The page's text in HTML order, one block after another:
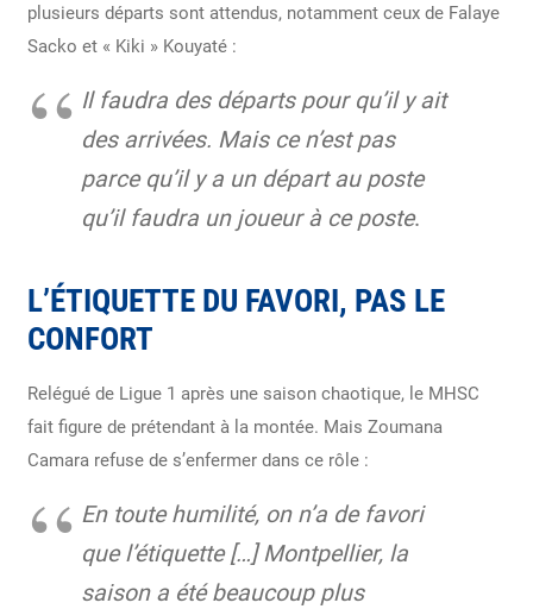
plusieurs départs sont attendus, notamment ceux de Falaye
Sacko et « Kiki » Kouyaté :
Il faudra des départs pour qu’il y ait
des arrivées. Mais ce n’est pas
parce qu’il y a un départ au poste
qu’il faudra un joueur à ce poste.
L’ÉTIQUETTE DU FAVORI, PAS LE
CONFORT
Relégué de Ligue 1 après une saison chaotique, le MHSC
fait figure de prétendant à la montée. Mais Zoumana
Camara refuse de s’enfermer dans ce rôle :
En toute humilité, on n’a de favori
que l’étiquette […] Montpellier, la
saison a été beaucoup plus